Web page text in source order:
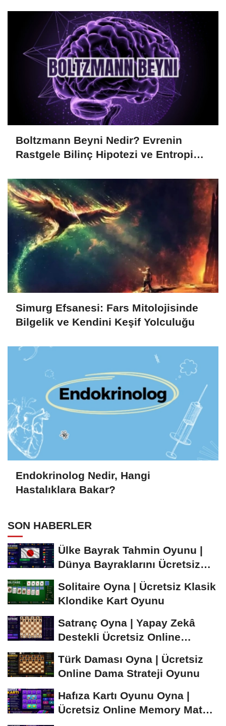
Boltzmann Beyni Nedir? Evrenin
Rastgele Bilinç Hipotezi ve Entropi
Simurg Efsanesi: Fars Mitolojisinde
Bilgelik ve Kendini Keşif Yolculuğu
Endokrinolog Nedir, Hangi
Hastalıklara Bakar?
SON HABERLER
Ülke Bayrak Tahmin Oyunu |
Dünya Bayraklarını Ücretsiz
Solitaire Oyna | Ücretsiz Klasik
Klondike Kart Oyunu
Satranç Oyna | Yapay Zekâ
Destekli Ücretsiz Online
Türk Daması Oyna | Ücretsiz
Online Dama Strateji Oyunu
Hafıza Kartı Oyunu Oyna |
Ücretsiz Online Memory Match